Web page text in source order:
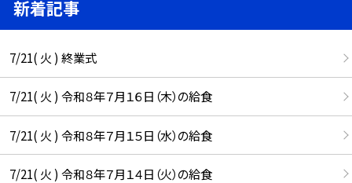
新着記事
7/21( 火 ) 終業式
7/21( 火 ) 令和８年７月１６日（木）の給食
7/21( 火 ) 令和８年７月１５日（水）の給食
7/21( 火 ) 令和８年７月１４日（火）の給食